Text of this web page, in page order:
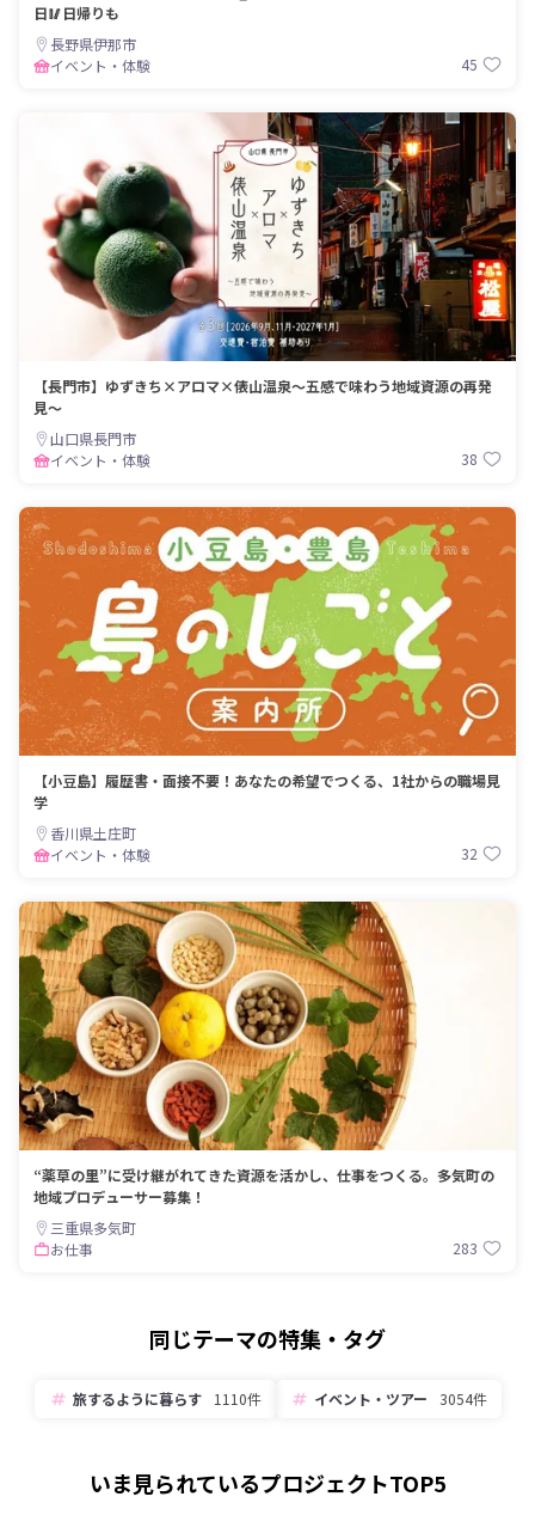
日🥢日帰りも
長野県伊那市
イベント・体験
45
【長門市】ゆずきち×アロマ×俵山温泉～五感で味わう地域資源の再発
見～
山口県長門市
イベント・体験
38
【小豆島】履歴書・面接不要！あなたの希望でつくる、1社からの職場見
学
香川県土庄町
イベント・体験
32
“薬草の里”に受け継がれてきた資源を活かし、仕事をつくる。多気町の
地域プロデューサー募集！
三重県多気町
お仕事
283
同じテーマの特集・タグ
旅するように暮らす 1110件 イベント・ツアー 3054件
いま見られているプロジェクトTOP5